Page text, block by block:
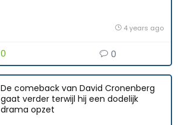
4 years ago
0 0
De comeback van David Cronenberg
gaat verder terwijl hij een dodelijk
drama opzet